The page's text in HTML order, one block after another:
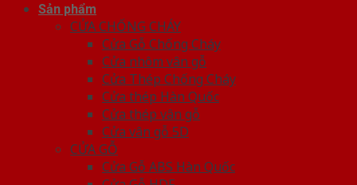
Sản phẩm
CỬA CHỐNG CHÁY
Cửa Gỗ Chống Cháy
Cửa nhôm vân gỗ
Cửa Thép Chống Cháy
Cửa thép Hàn Quốc
Cửa thép vân gỗ
Cửa vân gỗ 5D
CỬA GỖ
Cửa Gỗ ABS Hàn Quốc